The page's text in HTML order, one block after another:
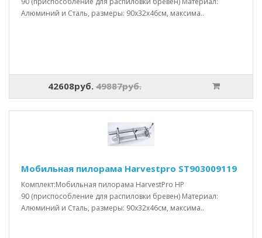
Алюминий и Сталь, размеры: 90x32x46см, максима..
42608руб. 49887руб.
Мобильная пилорама Harvestpro ST903009119
Комплект:Мобильная пилорама HarvestPro HP
90 (приспособление для распиловки бревен) Материал:
Алюминий и Сталь, размеры: 90x32x46см, максима..